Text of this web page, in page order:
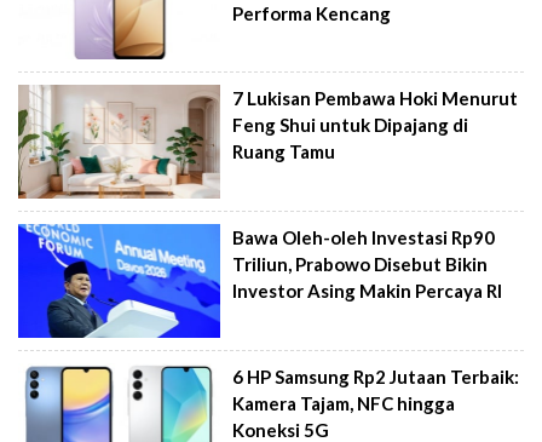
Performa Kencang
7 Lukisan Pembawa Hoki Menurut
Feng Shui untuk Dipajang di
Ruang Tamu
Bawa Oleh-oleh Investasi Rp90
Triliun, Prabowo Disebut Bikin
Investor Asing Makin Percaya RI
6 HP Samsung Rp2 Jutaan Terbaik:
Kamera Tajam, NFC hingga
Koneksi 5G